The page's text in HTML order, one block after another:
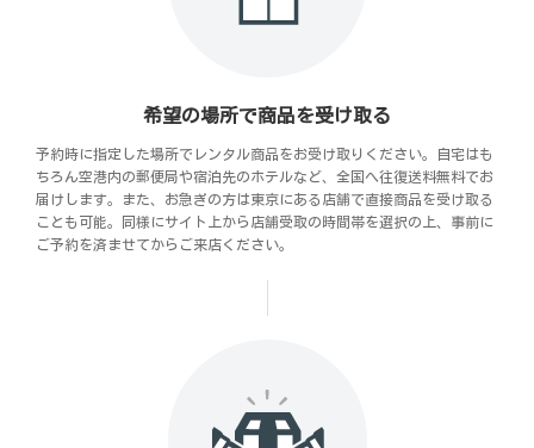
希望の場所で商品を受け取る
予約時に指定した場所でレンタル商品をお受け取りください。自宅はも
ちろん空港内の郵便局や宿泊先のホテルなど、全国へ往復送料無料でお
届けします。また、お急ぎの方は東京にある店舗で直接商品を受け取る
ことも可能。同様にサイト上から店舗受取の時間帯を選択の上、事前に
ご予約を済ませてからご来店ください。